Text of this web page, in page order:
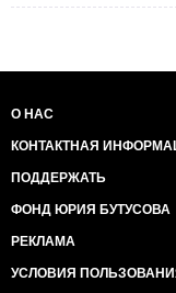
О НАС
КОНТАКТНАЯ
ПОДДЕРЖАТЬ
ФОНД ЮРИЯ БУТУСОВА
РЕКЛАМА
УСЛОВИЯ